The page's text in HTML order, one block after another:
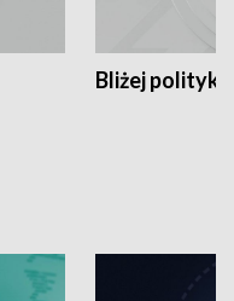
Bliżej polityki